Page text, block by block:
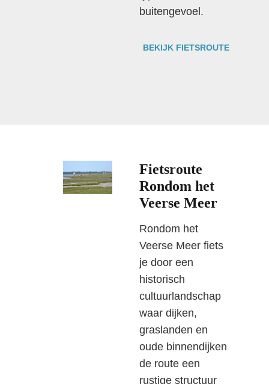
buitengevoel.
BEKIJK FIETSROUTE
Fietsroute
Rondom het
Veerse Meer
Rondom het
Veerse Meer fiets
je door een
historisch
cultuurlandschap
waar dijken,
graslanden en
oude binnendijken
de route een
rustige structuur